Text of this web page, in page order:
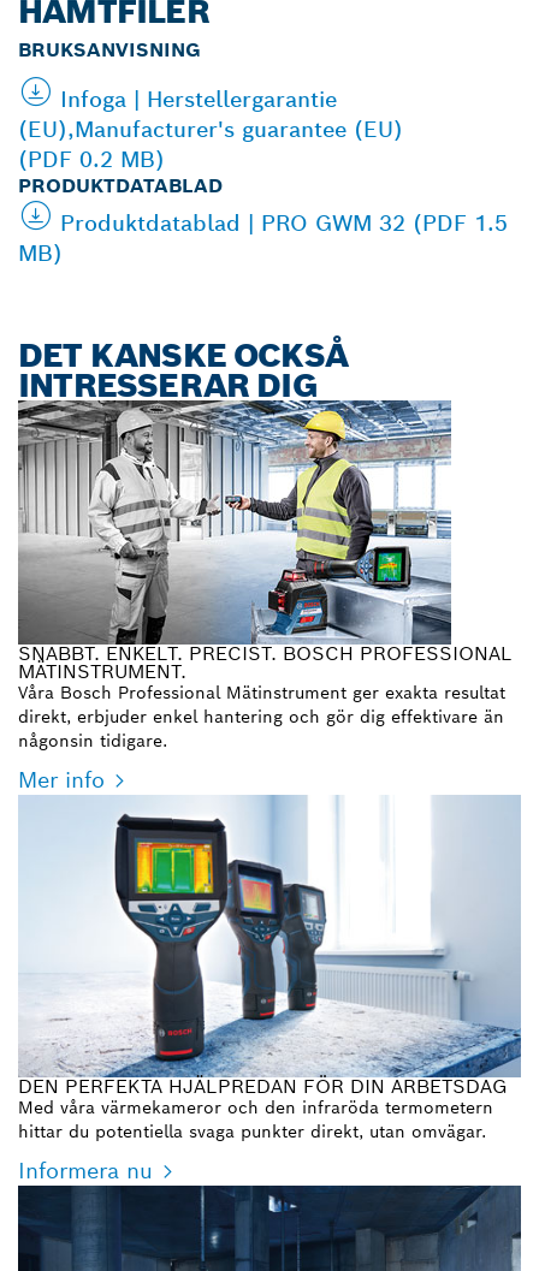
HÄMTFILER
BRUKSANVISNING
Infoga | Herstellergarantie
(EU),Manufacturer's guarantee (EU)
(PDF 0.2 MB)
PRODUKTDATABLAD
Produktdatablad | PRO GWM 32 (PDF 1.5
MB)
DET KANSKE OCKSÅ
INTRESSERAR DIG
SNABBT. ENKELT. PRECIST. BOSCH PROFESSIONAL
MÄTINSTRUMENT.
Våra Bosch Professional Mätinstrument ger exakta resultat
direkt, erbjuder enkel hantering och gör dig effektivare än
någonsin tidigare.
Mer info
DEN PERFEKTA HJÄLPREDAN FÖR DIN ARBETSDAG
Med våra värmekameror och den infraröda termometern
hittar du potentiella svaga punkter direkt, utan omvägar.
Informera nu